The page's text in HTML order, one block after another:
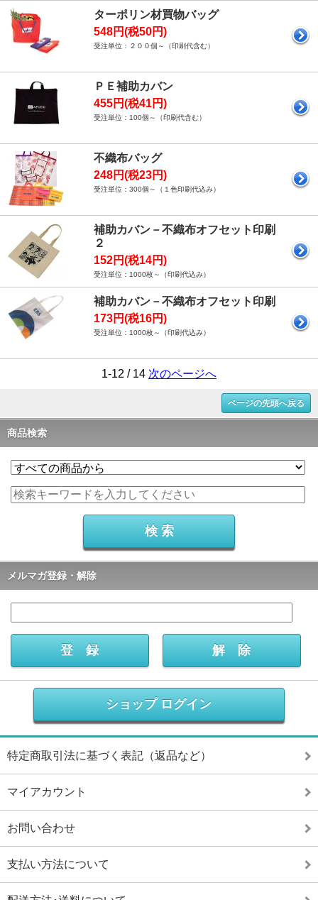
ターポリン材買物バッグ
548円(税50円)
受注単位：２００個～（印刷代含む）
ＰＥ補助カバン
455円(税41円)
受注単位：100個～（印刷代含む）
不織布バッグ
248円(税23円)
受注単位：300個～（１色印刷代込み）
補助カバン－不織布オフセット印刷
２
152円(税14円)
受注単位：1000枚～（印刷代込み）
補助カバン－不織布オフセット印刷
173円(税16円)
受注単位：1000枚～（印刷代込み）
1-12 / 14 次のページへ
ページの先頭へ戻る
商品検索
メルマガ登録・解除
ショップ ログイン
特定商取引法に基づく表記（返品など）
マイアカウント
お問い合わせ
支払い方法について